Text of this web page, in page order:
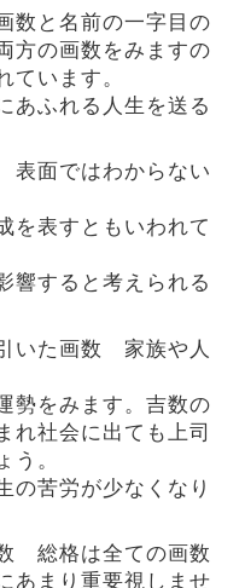
数と名前の一字目の
の画数をみますの
ています。
あふれる人生を送る
面ではわからない
を表すともいわれて
響すると考えられる
いた画数 家族や人
勢をみます。吉数の
れ社会に出ても上司
う。
の苦労が少なくなり
総格は全ての画数
あまり重要視しませ